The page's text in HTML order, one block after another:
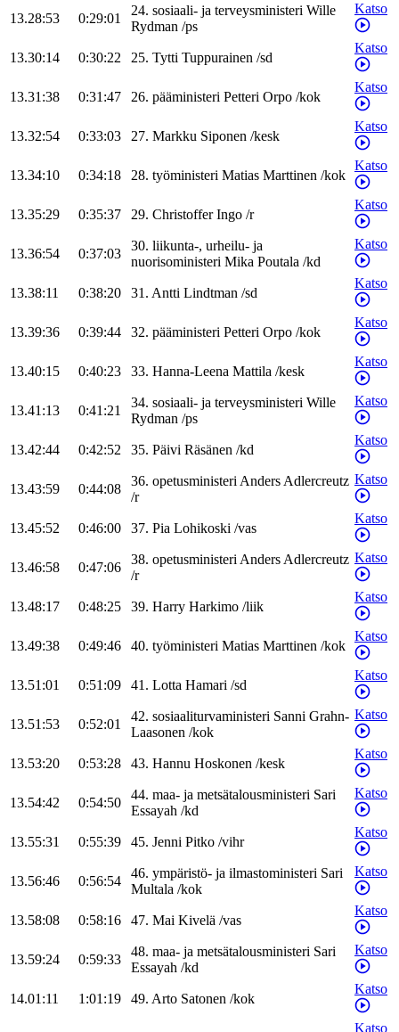
13.28:53 0:29:01
24. sosiaali- ja terveysministeri Wille
Rydman /ps
Katso
13.30:14 0:30:22 25. Tytti Tuppurainen /sd
Katso
13.31:38 0:31:47 26. pääministeri Petteri Orpo /kok
Katso
13.32:54 0:33:03 27. Markku Siponen /kesk
Katso
13.34:10 0:34:18 28. työministeri Matias Marttinen /kok
Katso
13.35:29 0:35:37 29. Christoffer Ingo /r
Katso
13.36:54 0:37:03
30. liikunta-, urheilu- ja
nuorisoministeri Mika Poutala /kd
Katso
13.38:11 0:38:20 31. Antti Lindtman /sd
Katso
13.39:36 0:39:44 32. pääministeri Petteri Orpo /kok
Katso
13.40:15 0:40:23 33. Hanna-Leena Mattila /kesk
Katso
13.41:13 0:41:21
34. sosiaali- ja terveysministeri Wille
Rydman /ps
Katso
13.42:44 0:42:52 35. Päivi Räsänen /kd
Katso
13.43:59 0:44:08
36. opetusministeriAndersAdlercreutz
/r
Katso
13.45:52 0:46:00 37. Pia Lohikoski /vas
Katso
13.46:58 0:47:06
38. opetusministeriAndersAdlercreutz
/r
Katso
13.48:17 0:48:25 39. Harry Harkimo /liik
Katso
13.49:38 0:49:46 40. työministeri Matias Marttinen /kok
Katso
13.51:01 0:51:09 41. Lotta Hamari /sd
Katso
13.51:53 0:52:01
42. sosiaaliturvaministeri Sanni Grahn-
Laasonen /kok
Katso
13.53:20 0:53:28 43. Hannu Hoskonen /kesk
Katso
13.54:42 0:54:50
44. maa- ja metsätalousministeri Sari
Essayah /kd
Katso
13.55:31 0:55:39 45. Jenni Pitko /vihr
Katso
13.56:46 0:56:54
46. ympäristö- ja ilmastoministeri Sari
Multala /kok
Katso
13.58:08 0:58:16 47. Mai Kivelä /vas
Katso
13.59:24 0:59:33
48. maa- ja metsätalousministeri Sari
Essayah /kd
Katso
14.01:11 1:01:19 49. Arto Satonen /kok
Katso
Katso